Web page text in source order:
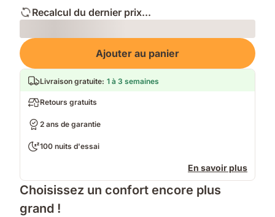
Recalcul du dernier prix...
Loading
Ajouter au panier
Livraison gratuite: 1 à 3 semaines
Retours gratuits
2 ans de garantie
100 nuits d'essai
En savoir plus
Choisissez un confort encore plus
grand !